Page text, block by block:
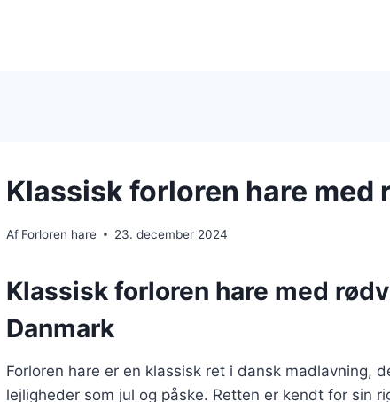
Klassisk forloren hare med
Af Forloren hare 23. december 2024
Klassisk forloren hare med
Danmark
Forloren hare er en klassisk ret i dansk madlavning,
lejligheder som jul og påske. Retten er kendt for sin